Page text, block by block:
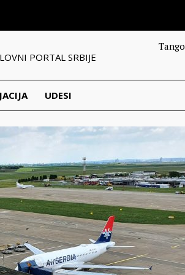
PORTAL SRBIJE
Tango
UDESI